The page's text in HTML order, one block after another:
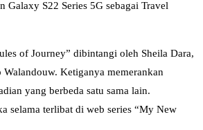
Galaxy S22 Series 5G sebagai Travel
of Journey” dibintangi oleh Sheila Dara,
Walandouw. Ketiganya memerankan
yang berbeda satu sama lain.
selama terlibat di web series “My New